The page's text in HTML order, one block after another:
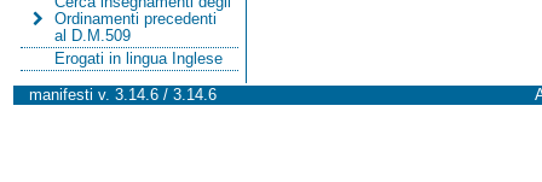
Ordinamenti precedenti
al D.M.509
Erogati in lingua Inglese
manifesti v. 3.14.6 / 3.14.6